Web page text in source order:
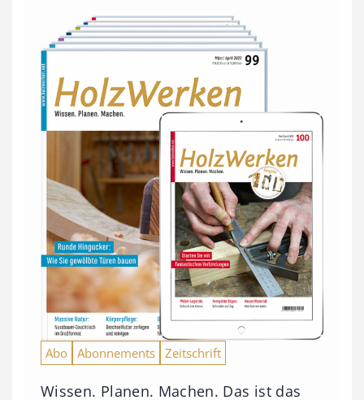
Abo Abonnements Zeitschrift
Wissen. Planen. Machen. Das ist das